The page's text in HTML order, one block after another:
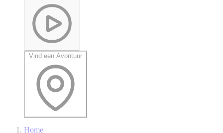
Vind een Avontuur
Home